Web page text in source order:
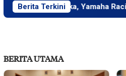
Berita Terkini
Race Mandalika, Yamaha Racing
BERITA UTAMA